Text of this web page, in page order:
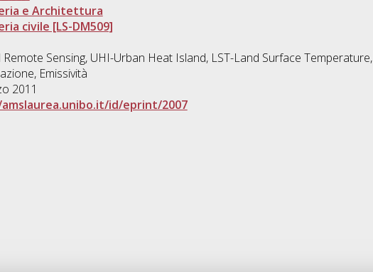
e Architettura
civile [LS-DM509]
Remote Sensing, UHI-Urban Heat Island, LST-Land Surface Temperature,
Emissività
2011
id/eprint/2007